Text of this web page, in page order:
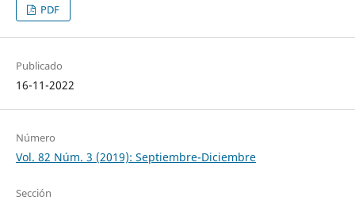
PDF
Publicado
16-11-2022
Número
Vol. 82 Núm. 3 (2019): Septiembre-Diciembre
Sección